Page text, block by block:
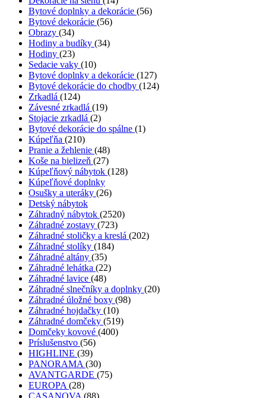
Bytové doplnky a dekorácie (56)
Bytové dekorácie (56)
Obrazy (34)
Hodiny a budíky (34)
Hodiny (23)
Sedacie vaky (10)
Bytové doplnky a dekorácie (127)
Bytové dekorácie do chodby (124)
Zrkadlá (124)
Závesné zrkadlá (19)
Stojacie zrkadlá (2)
Bytové dekorácie do spálne (1)
Kúpeľňa (210)
Pranie a žehlenie (48)
Koše na bielizeň (27)
Kúpeľňový nábytok (128)
Kúpeľňové doplnky
Osušky a uteráky (26)
Detský nábytok
Záhradný nábytok (2520)
Záhradné zostavy (723)
Záhradné stoličky a kreslá (202)
Záhradné stolíky (184)
Záhradné altány (35)
Záhradné lehátka (22)
Záhradné lavice (48)
Záhradné slnečníky a doplnky (20)
Záhradné úložné boxy (98)
Záhradné hojdačky (10)
Záhradné domčeky (519)
Domčeky kovové (400)
Príslušenstvo (56)
HIGHLINE (39)
PANORAMA (30)
AVANTGARDE (75)
EUROPA (28)
CASANOVA (88)